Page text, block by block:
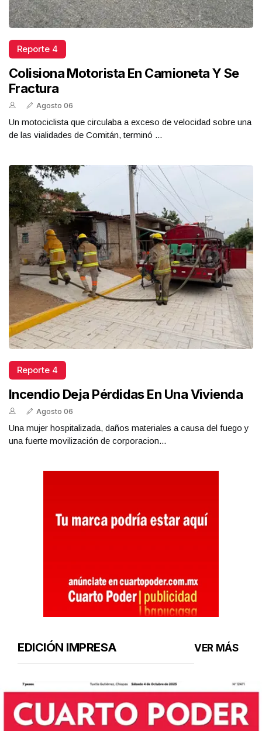
Reporte 4
Colisiona Motorista En Camioneta Y Se
Fractura
Agosto 06
Un motociclista que circulaba a exceso de velocidad sobre una
de las vialidades de Comitán, terminó ...
Reporte 4
Incendio Deja Pérdidas En Una Vivienda
Agosto 06
Una mujer hospitalizada, daños materiales a causa del fuego y
una fuerte movilización de corporacion...
EDICIÓN IMPRESA VER MÁS